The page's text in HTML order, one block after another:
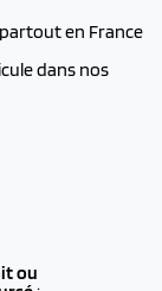
en France
dans nos
ou